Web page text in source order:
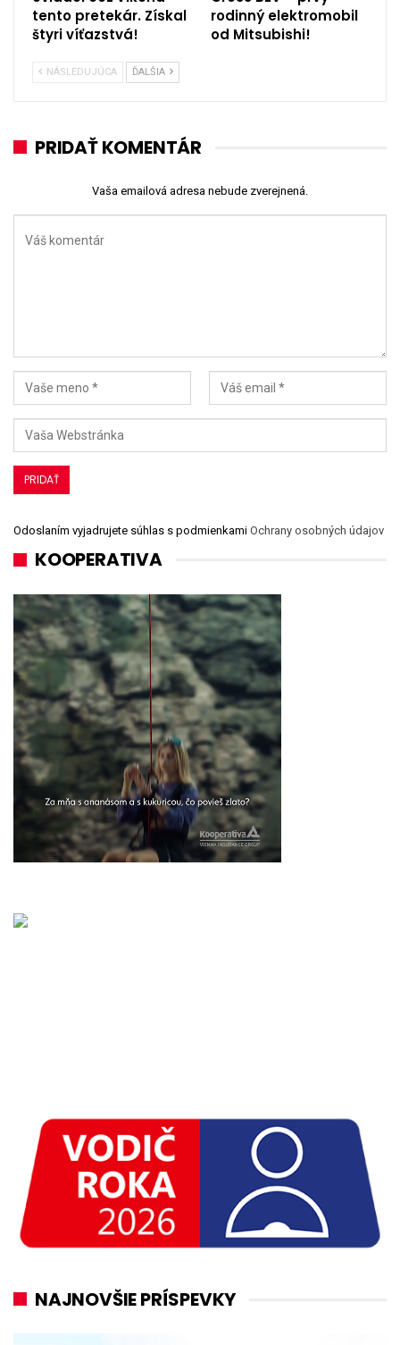
tento pretekár. Získal
štyri víťazstvá!
rodinný elektromobil
od Mitsubishi!
NÁSLEDUJÚCA ĎALŠIA
PRIDAŤ KOMENTÁR
Vaša emailová adresa nebude zverejnená.
Odoslaním vyjadrujete súhlas s podmienkami Ochrany osobných údajov
KOOPERATIVA
NAJNOVŠIE PRÍSPEVKY